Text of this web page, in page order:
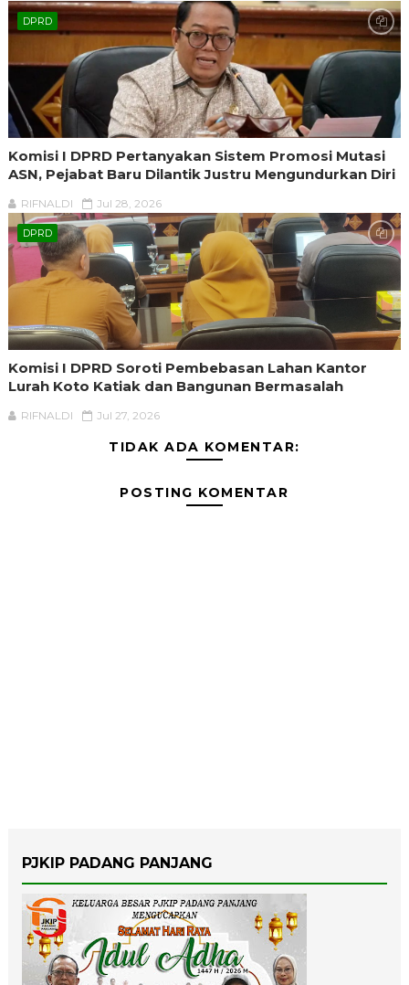
DPRD
Komisi I DPRD Pertanyakan Sistem Promosi Mutasi
ASN, Pejabat Baru Dilantik Justru Mengundurkan Diri
RIFNALDI Jul 28, 2026
DPRD
Komisi I DPRD Soroti Pembebasan Lahan Kantor
Lurah Koto Katiak dan Bangunan Bermasalah
RIFNALDI Jul 27, 2026
TIDAK ADA KOMENTAR:
POSTING KOMENTAR
PJKIP PADANG PANJANG